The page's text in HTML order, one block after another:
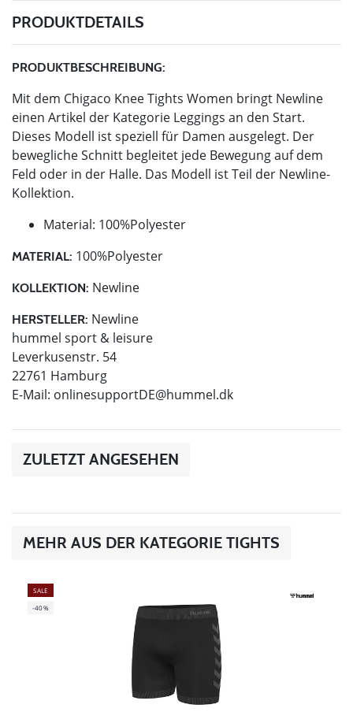
PRODUKTDETAILS
PRODUKTBESCHREIBUNG:
Mit dem Chigaco Knee Tights Women bringt Newline
einen Artikel der Kategorie Leggings an den Start.
Dieses Modell ist speziell für Damen ausgelegt. Der
bewegliche Schnitt begleitet jede Bewegung auf dem
Feld oder in der Halle. Das Modell ist Teil der Newline-
Kollektion.
Material: 100%Polyester
MATERIAL: 100%Polyester
KOLLEKTION: Newline
HERSTELLER: Newline
hummel sport & leisure
Leverkusenstr. 54
22761 Hamburg
E-Mail: onlinesupportDE@hummel.dk
ZULETZT ANGESEHEN
MEHR AUS DER KATEGORIE TIGHTS
SALE
-40%